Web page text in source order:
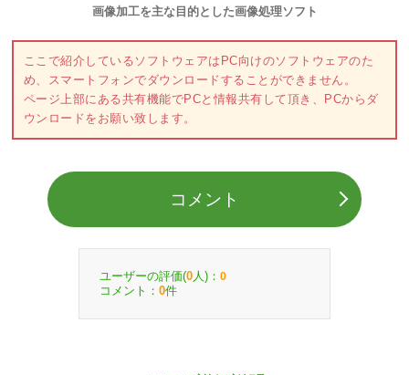
画像加工を主な目的とした画像処理ソフト
ここで紹介しているソフトウェアはPC向けのソフトウェアのた
め、スマートフォンでダウンロードすることができません。
ページ上部にある共有機能でPCと情報共有して頂き、PCからダ
ウンロードをお願い致します。
コメント
ユーザーの評価(0 人)： 0
コメント： 0件